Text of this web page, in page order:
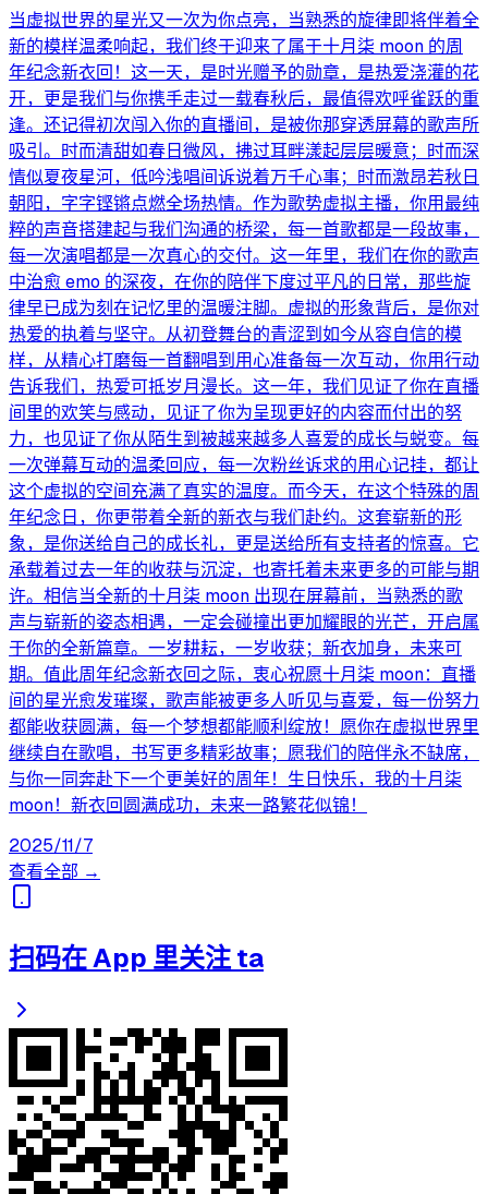
当虚拟世界的星光又一次为你点亮，当熟悉的旋律即将伴着全
新的模样温柔响起，我们终于迎来了属于十月柒 moon 的周
年纪念新衣回！这一天，是时光赠予的勋章，是热爱浇灌的花
开，更是我们与你携手走过一载春秋后，最值得欢呼雀跃的重
逢。​ 还记得初次闯入你的直播间，是被你那穿透屏幕的歌声所
吸引。时而清甜如春日微风，拂过耳畔漾起层层暖意；时而深
情似夏夜星河，低吟浅唱间诉说着万千心事；时而激昂若秋日
朝阳，字字铿锵点燃全场热情。作为歌势虚拟主播，你用最纯
粹的声音搭建起与我们沟通的桥梁，每一首歌都是一段故事，
每一次演唱都是一次真心的交付。这一年里，我们在你的歌声
中治愈 emo 的深夜，在你的陪伴下度过平凡的日常，那些旋
律早已成为刻在记忆里的温暖注脚。​ 虚拟的形象背后，是你对
热爱的执着与坚守。从初登舞台的青涩到如今从容自信的模
样，从精心打磨每一首翻唱到用心准备每一次互动，你用行动
告诉我们，热爱可抵岁月漫长。这一年，我们见证了你在直播
间里的欢笑与感动，见证了你为呈现更好的内容而付出的努
力，也见证了你从陌生到被越来越多人喜爱的成长与蜕变。每
一次弹幕互动的温柔回应，每一次粉丝诉求的用心记挂，都让
这个虚拟的空间充满了真实的温度。​ 而今天，在这个特殊的周
年纪念日，你更带着全新的新衣与我们赴约。这套崭新的形
象，是你送给自己的成长礼，更是送给所有支持者的惊喜。它
承载着过去一年的收获与沉淀，也寄托着未来更多的可能与期
许。相信当全新的十月柒 moon 出现在屏幕前，当熟悉的歌
声与崭新的姿态相遇，一定会碰撞出更加耀眼的光芒，开启属
于你的全新篇章。​ 一岁耕耘，一岁收获；新衣加身，未来可
期。值此周年纪念新衣回之际，衷心祝愿十月柒 moon：直播
间的星光愈发璀璨，歌声能被更多人听见与喜爱，每一份努力
都能收获圆满，每一个梦想都能顺利绽放！愿你在虚拟世界里
继续自在歌唱，书写更多精彩故事；愿我们的陪伴永不缺席，
与你一同奔赴下一个更美好的周年！​ 生日快乐，我的十月柒
moon！新衣回圆满成功，未来一路繁花似锦！
2025/11/7
查看全部 →
扫码在 App 里关注 ta